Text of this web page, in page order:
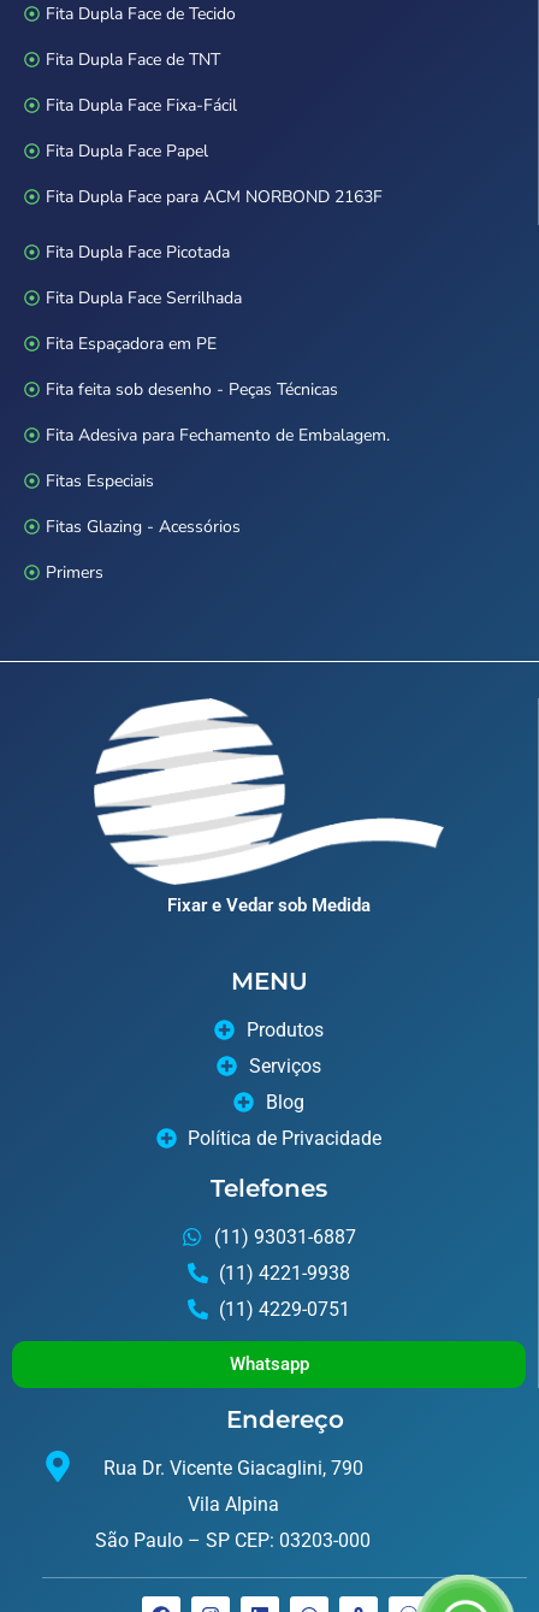
Fita Dupla Face de Tecido
Fita Dupla Face de TNT
Fita Dupla Face Fixa-Fácil
Fita Dupla Face Papel
Fita Dupla Face para ACM NORBOND 2163F
Fita Dupla Face Picotada
Fita Dupla Face Serrilhada
Fita Espaçadora em PE
Fita feita sob desenho - Peças Técnicas
Fita Adesiva para Fechamento de Embalagem.
Fitas Especiais
Fitas Glazing - Acessórios
Primers
Fixar e Vedar sob Medida
MENU
Produtos
Serviços
Blog
Política de Privacidade
Telefones
(11) 93031-6887
(11) 4221-9938
(11) 4229-0751
Whatsapp
Endereço
Rua Dr. Vicente Giacaglini, 790
Vila Alpina
São Paulo – SP CEP: 03203-000